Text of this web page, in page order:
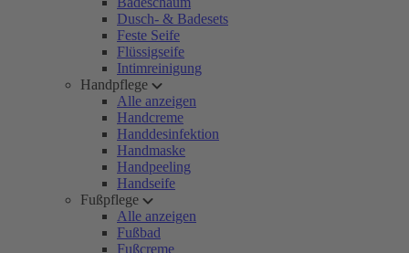
Dusch- & Badesets
Feste Seife
Flüssigseife
Intimreinigung
Handpflege
Alle anzeigen
Handcreme
Handdesinfektion
Handmaske
Handpeeling
Handseife
Fußpflege
Alle anzeigen
Fußbad
Fußcreme